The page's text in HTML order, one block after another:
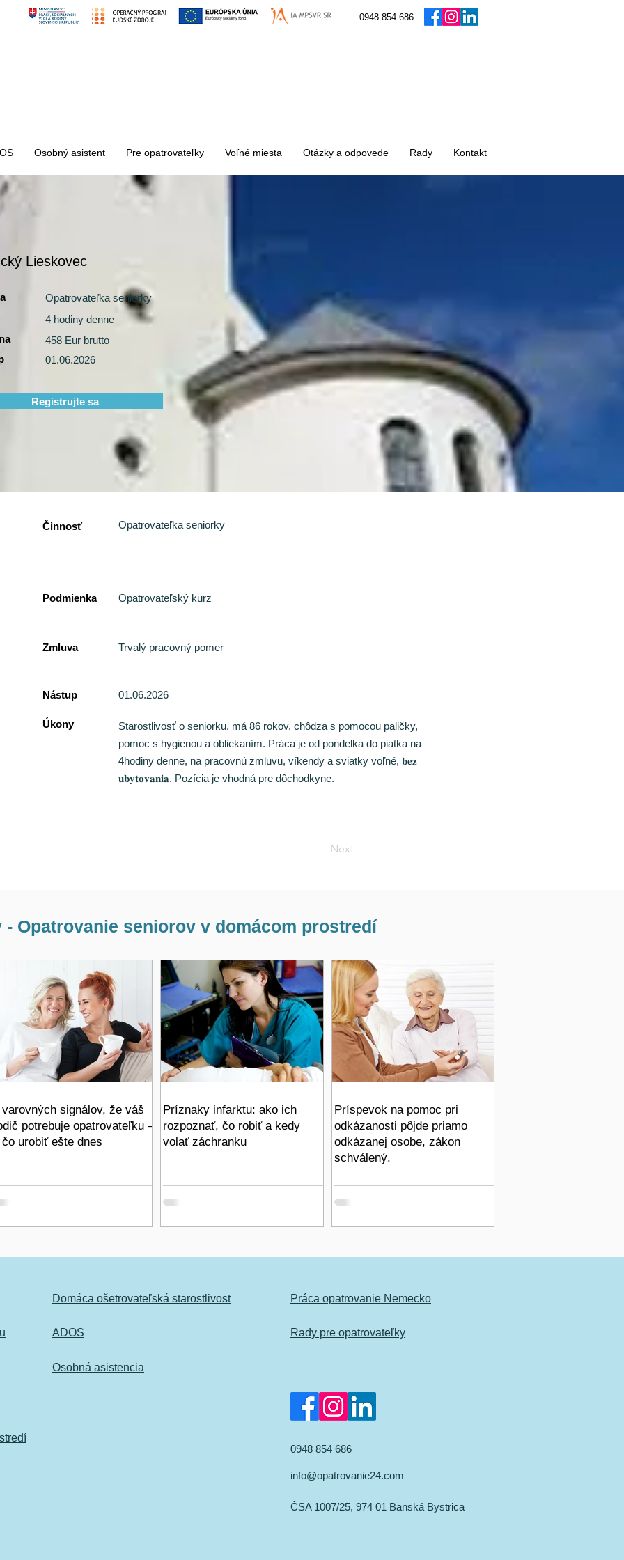
0948 854 686
Osobný asistent Pre opatrovateľky Voľné miesta Otázky a odpovede Rady Kontakt
Lieskovec
Opatrovateľka seniorky
4 hodiny denne
458 Eur brutto
01.06.2026
Registrujte sa
Činnosť Opatrovateľka seniorky
Podmienka Opatrovateľský kurz
Zmluva Trvalý pracovný pomer
Nástup 01.06.2026
Úkony
Starostlivosť o seniorku, má 86 rokov, chôdza s pomocou paličky,
pomoc s hygienou a obliekaním. Práca je od pondelka do piatka na
4hodiny denne, na pracovnú zmluvu, víkendy a sviatky voľné, 𝐛𝐞𝐳
𝐮𝐛𝐲𝐭𝐨𝐯𝐚𝐧𝐢𝐚. Pozícia je vhodná pre dôchodkyne.
Next
- Opatrovanie seniorov v domácom prostredí
varovných signálov, že váš
potrebuje opatrovateľku –
urobiť ešte dnes
Príznaky infarktu: ako ich
rozpoznať, čo robiť a kedy
volať záchranku
Príspevok na pomoc pri
odkázanosti pôjde priamo
odkázanej osobe, zákon
schválený.
Domáca ošetrovateľská starostlivost
ADOS
Osobná asistencia
Práca opatrovanie Nemecko
Rady pre opatrovateľky
0948 854 686
info@opatrovanie24.com
ČSA 1007/25, 974 01 Banská Bystrica